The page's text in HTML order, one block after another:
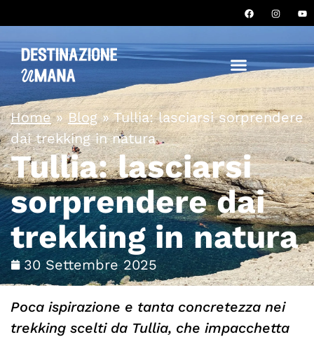
Home» Blog»Tullia: lasciarsi sorprendere
dai trekking in natura
Tullia: lasciarsi
sorprendere dai
trekking in natura
30 Settembre 2025
Poca ispirazione e tanta concretezza nei
trekking scelti da Tullia, che impacchetta